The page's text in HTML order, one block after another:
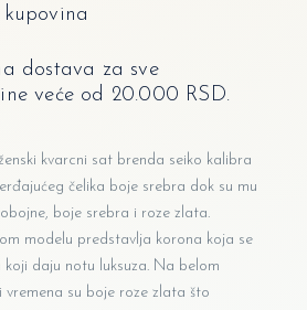
dostava za sve
veće od 20.000 RSD.
kvarcni sat brenda seiko kalibra
čelika boje srebra dok su mu
boje srebra i roze zlata.
modelu predstavlja korona koja se
daju notu luksuza. Na belom
vremena su boje roze zlata što